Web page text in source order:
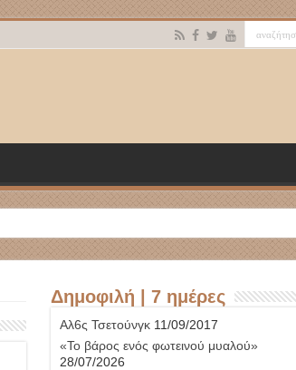
Δημοφιλή | 7 ημέρες
Αλ6ς Τσετούνγκ11/09/2017
«Το βάρος ενός φωτεινού μυαλού»
28/07/2026